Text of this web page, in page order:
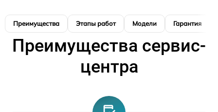
Преимущества Этапы работ Модели Гарантия
Преимущества сервис-
центра